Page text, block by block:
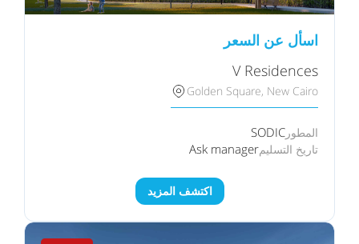
اسأل عن السعر
V Residences
Golden Square, New Cairo
المطور SODIC
تاريخ التسليمAsk manager
اكتشف المزيد